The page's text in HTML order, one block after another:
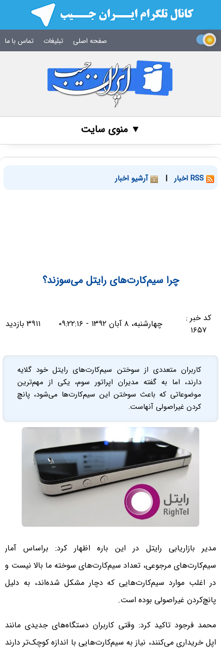
صفحه اصلی تبلیغات تماس با ما
▼ منوی سایت
| آرشیو اخبار
چرا سیم‌کارت‌های رایتل می‌سوزند؟
کد خبر :
۱۶۵۷
چهارشنبه، ۸ آبان ۱۳۹۲ - ۰۹:۲۲:۱۶ ۳۹۱۱ بازدید
کاربران متعددی از سوختن سیم‌کارت‌های رایتل خود گلایه
دارند، اما به گفته مدیران اپراتور سوم، یکی از مهم‌ترین
موضوعاتی که باعث سوختن این سیم‌کارت‌ها می‌شود، پانچ‌
کردن غیراصولی آنهاست.
مدیر بازاریابی رایتل در این باره اظهار کرد: براساس آمار
سیم‌کارت‌های مرجوعی، تعداد سیم‌کارت‌های سوخته ما بالا نیست و
در اغلب موارد سیم‌کارت‌هایی که دچار مشکل شده‌اند، به دلیل
پانچ‌کردن غیراصولی بوده است.
محمد فرجود تاکید کرد: وقتی کاربران دستگاه‌های جدیدی مانند
اپل خریداری می‌کنند، نیاز به سیم‌کارت‌هایی با اندازه کوچک‌تر دارند